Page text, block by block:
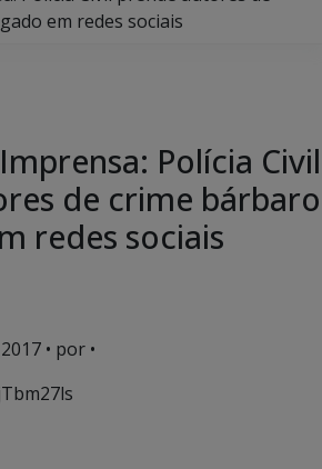
em redes sociais
Polícia Civil
de crime bárbaro
redes sociais
• por •